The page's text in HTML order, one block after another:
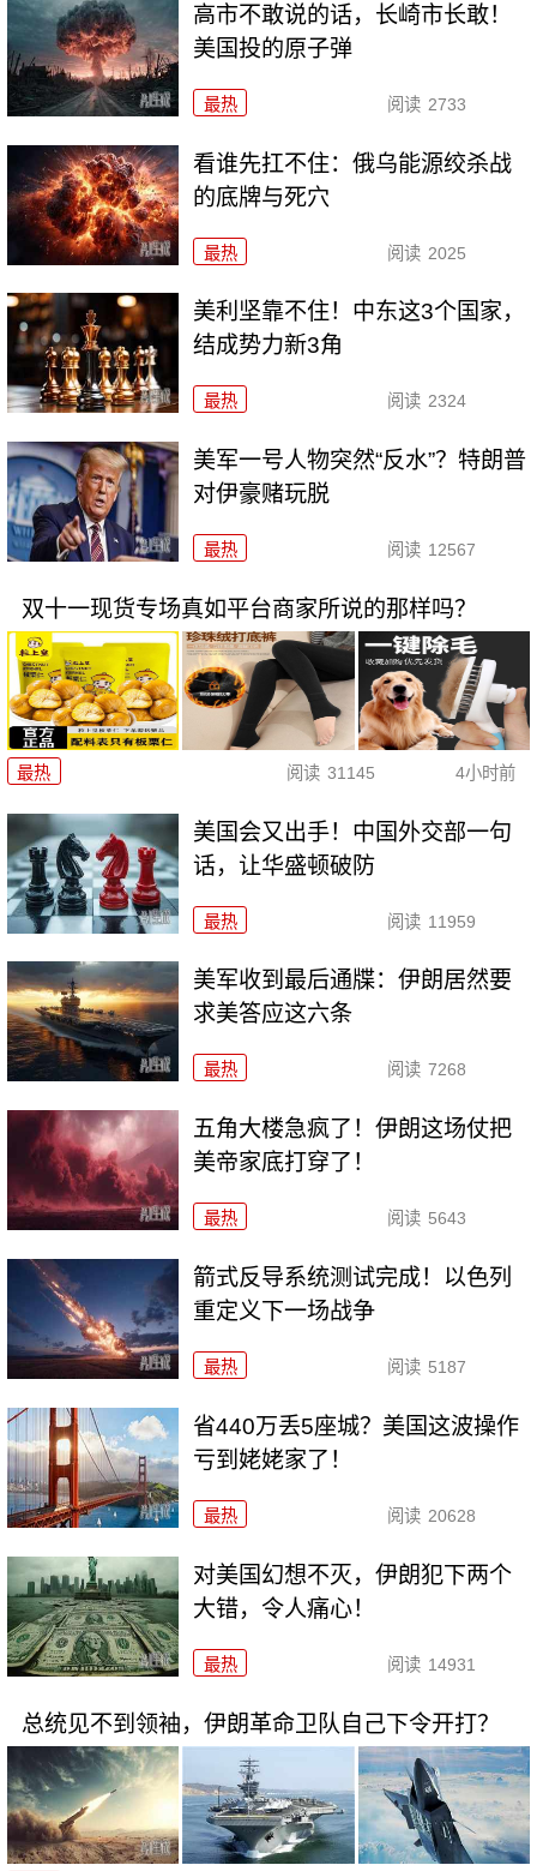
高市不敢说的话，长崎市长敢！
美国投的原子弹
最热 阅读 2733
看谁先扛不住：俄乌能源绞杀战
的底牌与死穴
最热 阅读 2025
美利坚靠不住！中东这3个国家，
结成势力新3角
最热 阅读 2324
美军一号人物突然“反水”？特朗普
对伊豪赌玩脱
最热 阅读 12567
双十一现货专场真如平台商家所说的那样吗？
最热 阅读 31145 4小时前
美国会又出手！中国外交部一句
话，让华盛顿破防
最热 阅读 11959
美军收到最后通牒：伊朗居然要
求美答应这六条
最热 阅读 7268
五角大楼急疯了！伊朗这场仗把
美帝家底打穿了！
最热 阅读 5643
箭式反导系统测试完成！以色列
重定义下一场战争
最热 阅读 5187
省440万丢5座城？美国这波操作
亏到姥姥家了！
最热 阅读 20628
对美国幻想不灭，伊朗犯下两个
大错，令人痛心！
最热 阅读 14931
总统见不到领袖，伊朗革命卫队自己下令开打？